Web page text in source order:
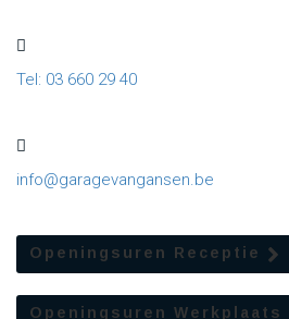
Tel: 03 660 29 40
info@garagevangansen.be
Openingsuren Receptie
Openingsuren Werkplaats